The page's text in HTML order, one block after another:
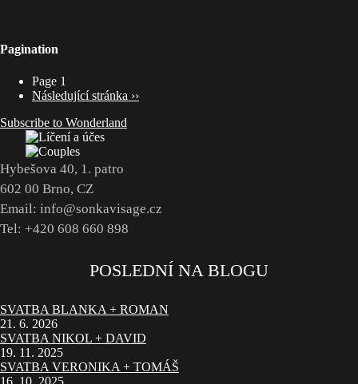
Pagination
Page 1
Následující stránka ››
Subscribe to Wonderland
Hybešova 40, 1. patro
602 00 Brno, CZ
Email: info@sonkavisage.cz
Tel: +420 608 660 898
POSLEDNÍ NA BLOGU
SVATBA BLANKA + ROMAN
21. 6. 2026
SVATBA NIKOL + DAVID
19. 11. 2025
SVATBA VERONIKA + TOMÁŠ
16. 10. 2025